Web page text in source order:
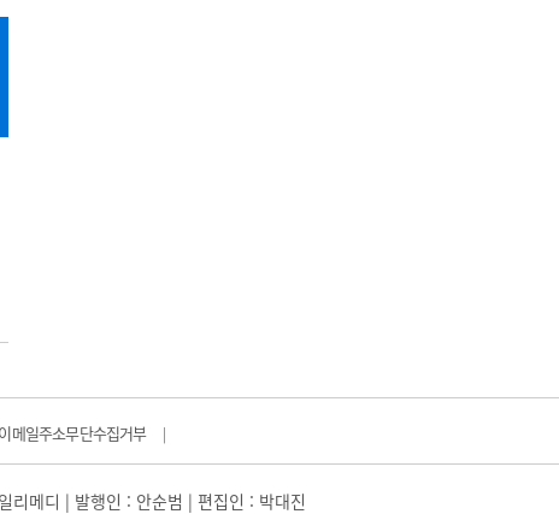
이메일주소무단수집거부 |
메디 | 발행인 : 안순범 | 편집인 : 박대진